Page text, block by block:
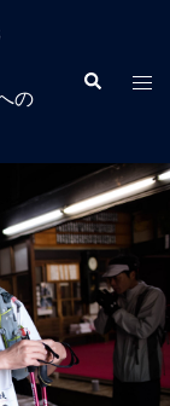
の
検
索
ト
メ
ニ
ュ
ー